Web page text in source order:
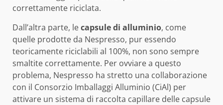
correttamente riciclata.
Dall’altra parte, lecapsule di alluminio, come
quelle prodotte da Nespresso, pur essendo
teoricamente riciclabili al 100%, non sono sempre
smaltite correttamente. Per ovviare a questo
problema, Nespresso ha stretto una collaborazione
con il Consorzio Imballaggi Alluminio (CiAl) per
attivare un sistema di raccolta capillare delle capsule